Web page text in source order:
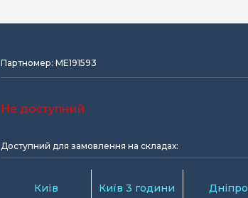
Партномер: ME191593
Не доступний
Доступний для замовлення на складах:
Київ Київ 3 години Дніпро